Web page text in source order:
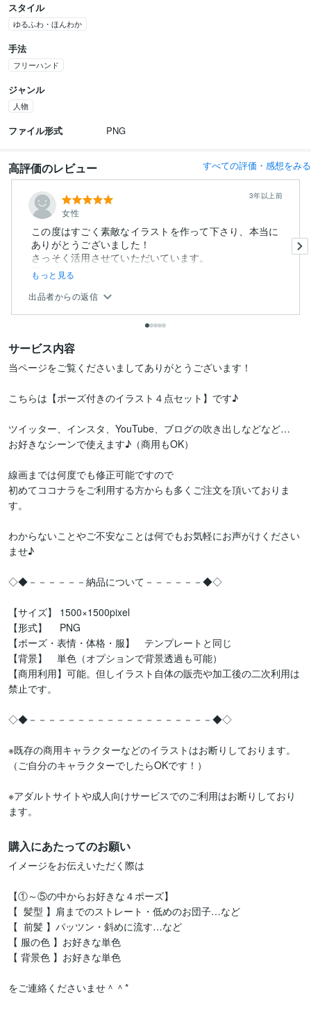
スタイル
ゆるふわ・ほんわか
手法
フリーハンド
ジャンル
人物
ファイル形式 PNG
高評価のレビュー すべての評価・感想をみる
女性
3年以上前
この度はすごく素敵なイラストを作って下さり、本当に
ありがとうございました！
さっそく活用させていただいています。
私の曖...
もっと見る
出品者からの返信
サービス内容
当ページをご覧くださいましてありがとうございます！
こちらは【ポーズ付きのイラスト４点セット】です♪
ツイッター、インスタ、YouTube、ブログの吹き出しなどなど…
お好きなシーンで使えます♪（商用もOK）
線画までは何度でも修正可能ですので
初めてココナラをご利用する方からも多くご注文を頂いておりま
す。
わからないことやご不安なことは何でもお気軽にお声がけください
ませ♪
◇◆－－－－－－納品について－－－－－－◆◇
【サイズ】 1500×1500pixel
【形式】　 PNG
【ポーズ・表情・体格・服】　テンプレートと同じ
【背景】　単色（オプションで背景透過も可能）
【商用利用】可能。但しイラスト自体の販売や加工後の二次利用は
禁止です。
◇◆－－－－－－－－－－－－－－－－－－－◆◇
※既存の商用キャラクターなどのイラストはお断りしております。
（ご自分のキャラクターでしたらOKです！）
※アダルトサイトや成人向けサービスでのご利用はお断りしており
ます。
購入にあたってのお願い
イメージをお伝えいただく際は
【①～⑤の中からお好きな４ポーズ】
【  髪型 】肩までのストレート・低めのお団子…など
【  前髪 】パッツン・斜めに流す…など
【 服の色 】お好きな単色
【 背景色 】お好きな単色
をご連絡くださいませ＾＾*